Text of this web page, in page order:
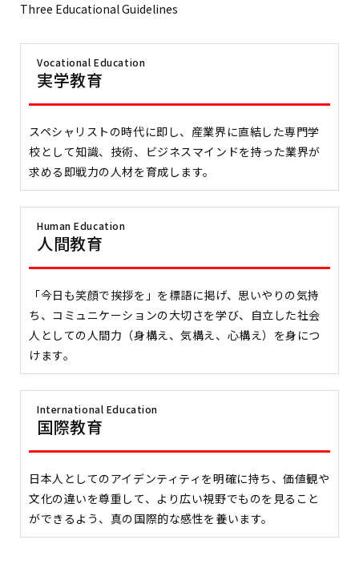
Three Educational Guidelines
Vocational Education
実学教育
スペシャリストの時代に即し、産業界に直結した専門学
校として知識、技術、ビジネスマインドを持った業界が
求める即戦力の人材を育成します。
Human Education
人間教育
「今日も笑顔で挨拶を」を標語に掲げ、思いやりの気持
ち、コミュニケーションの大切さを学び、自立した社会
人としての人間力（身構え、気構え、心構え）を身につ
けます。
International Education
国際教育
日本人としてのアイデンティティを明確に持ち、価値観や
文化の違いを尊重して、より広い視野でものを見ること
ができるよう、真の国際的な感性を養います。